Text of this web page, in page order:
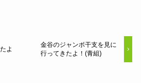
よ
金谷のジャンボ干支を見に
行ってきたよ！(青組)